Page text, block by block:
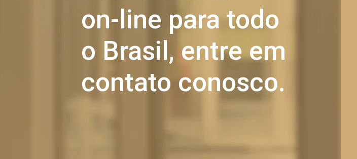
on-line para todo
o Brasil, entre em
contato conosco.